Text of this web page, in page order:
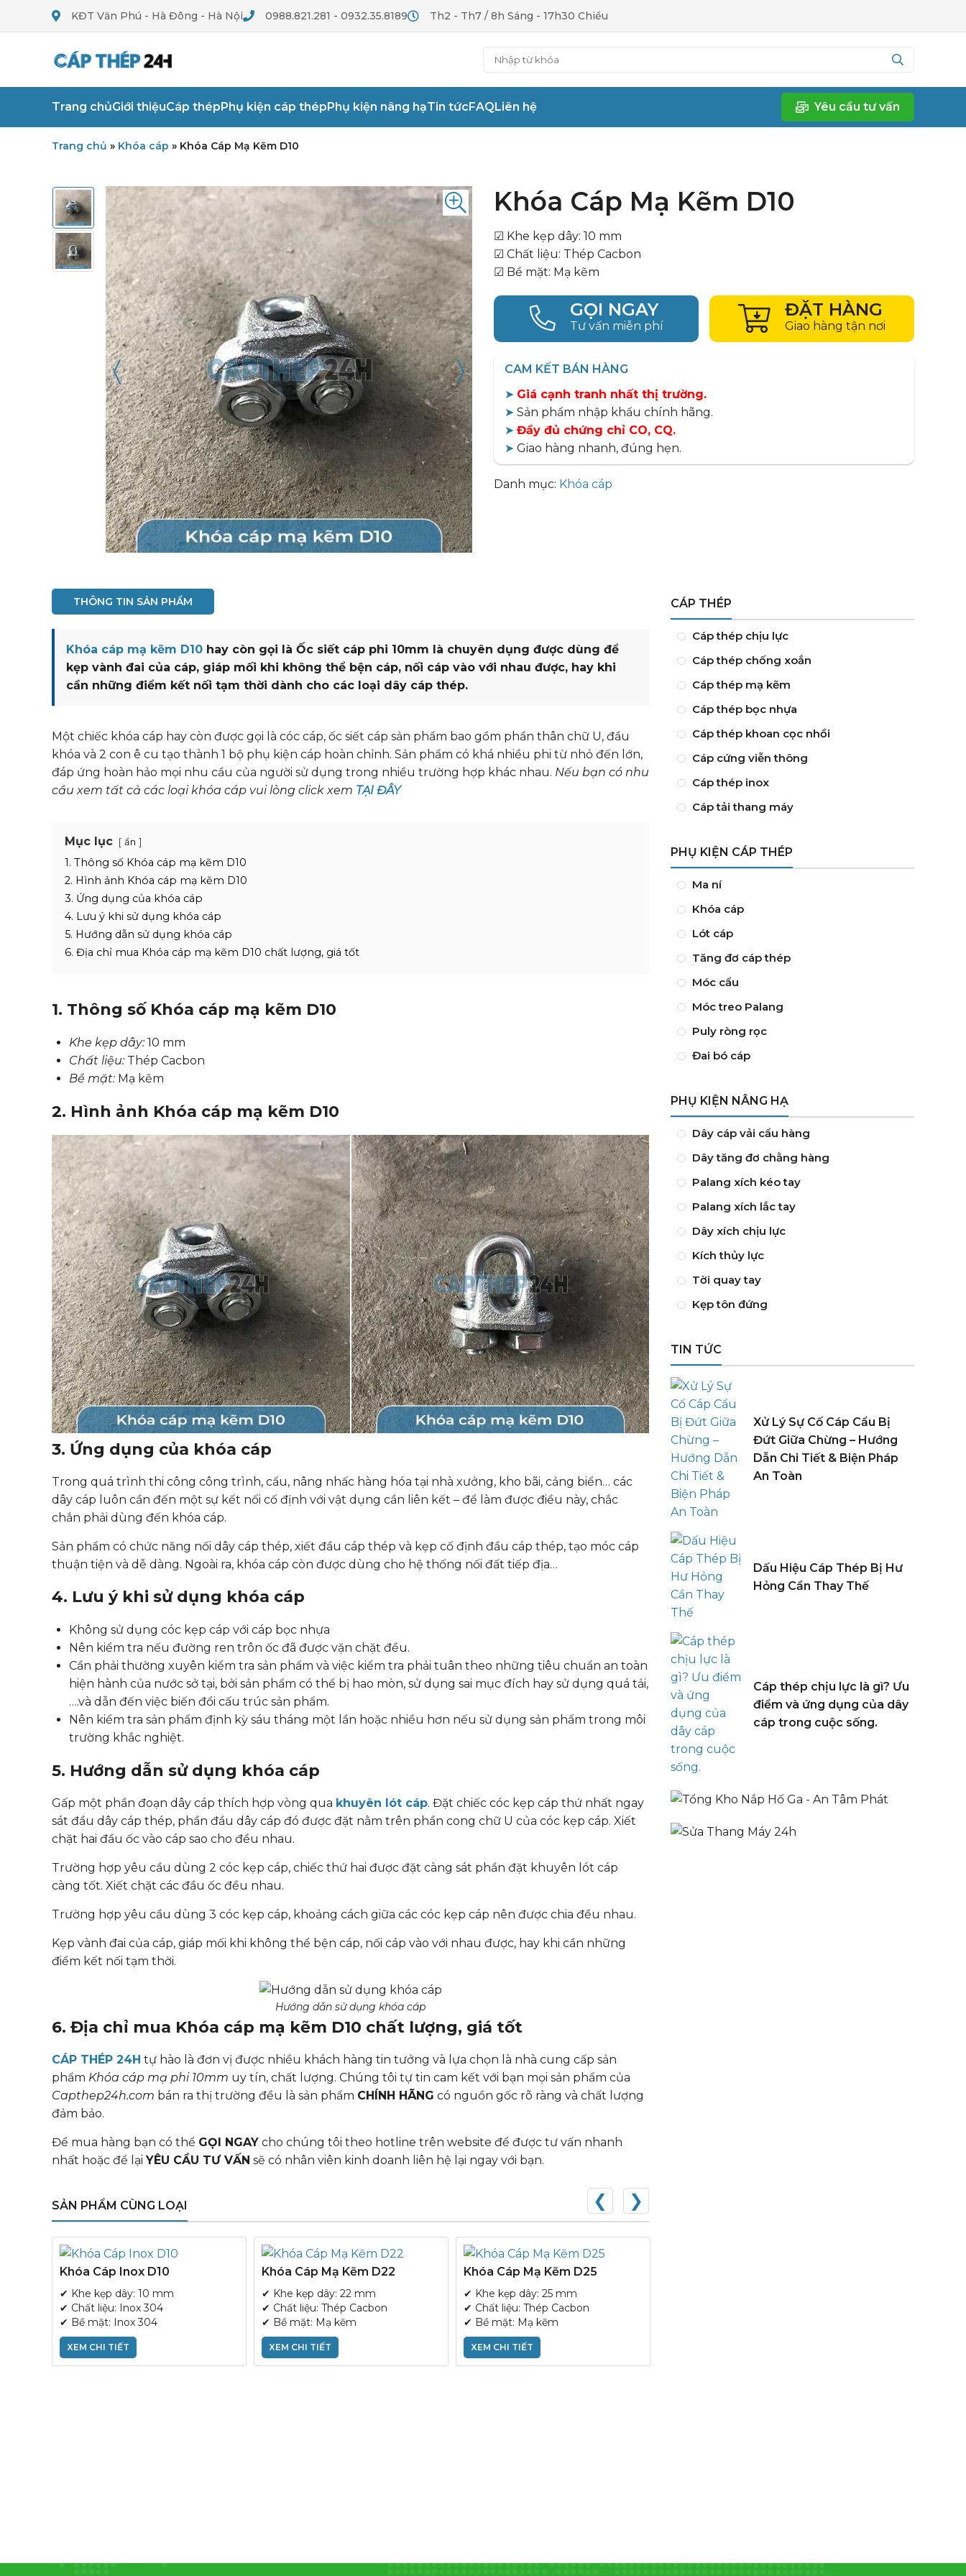
KĐT Văn Phú - Hà Đông - Hà Nội 0988.821.281 - 0932.35.8189 Th2 - Th7 / 8h Sáng - 17h30 Chiều
Trang chủGiới thiệuCáp thépPhụ kiện cáp thépPhụ kiện nâng hạTin tứcFAQLiên hệ Yêu cầu tư vấn
Trang chủ » Khóa cáp » Khóa Cáp Mạ Kẽm D10
〈 〉
Khóa Cáp Mạ Kẽm D10
☑ Khe kẹp dây: 10 mm
☑ Chất liệu: Thép Cacbon
☑ Bề mặt: Mạ kẽm
GỌI NGAY
Tư vấn miễn phí
ĐẶT HÀNG
Giao hàng tận nơi
CAM KẾT BÁN HÀNG
➤ Giá cạnh tranh nhất thị trường.
➤ Sản phẩm nhập khẩu chính hãng.
➤ Đầy đủ chứng chỉ CO, CQ.
➤ Giao hàng nhanh, đúng hẹn.
Danh mục: Khóa cáp
THÔNG TIN SẢN PHẨM
Khóa cáp mạ kẽm D10 hay còn gọi là Ốc siết cáp phi 10mm là chuyên dụng được dùng để
kẹp vành đai của cáp, giáp mối khi không thể bện cáp, nối cáp vào với nhau được, hay khi
cần những điểm kết nối tạm thời dành cho các loại dây cáp thép.
Một chiếc khóa cáp hay còn được gọi là cóc cáp, ốc siết cáp sản phẩm bao gồm phần thân chữ U, đầu
khóa và 2 con ê cu tạo thành 1 bộ phụ kiện cáp hoàn chỉnh. Sản phẩm có khá nhiều phi từ nhỏ đến lớn,
đáp ứng hoàn hảo mọi nhu cầu của người sử dụng trong nhiều trường hợp khác nhau. Nếu bạn có nhu
cầu xem tất cả các loại khóa cáp vui lòng click xem TẠI ĐÂY
Mục lục ẩn
1. Thông số Khóa cáp mạ kẽm D10
2. Hình ảnh Khóa cáp mạ kẽm D10
3. Ứng dụng của khóa cáp
4. Lưu ý khi sử dụng khóa cáp
5. Hướng dẫn sử dụng khóa cáp
6. Địa chỉ mua Khóa cáp mạ kẽm D10 chất lượng, giá tốt
1. Thông số Khóa cáp mạ kẽm D10
Khe kẹp dây: 10 mm
Chất liệu: Thép Cacbon
Bề mặt: Mạ kẽm
2. Hình ảnh Khóa cáp mạ kẽm D10
3. Ứng dụng của khóa cáp
Trong quá trình thi công công trình, cẩu, nâng nhấc hàng hóa tại nhà xưởng, kho bãi, cảng biển… các
dây cáp luôn cần đến một sự kết nối cố định với vật dụng cần liên kết – để làm được điều này, chắc
chắn phải dùng đến khóa cáp.
Sản phẩm có chức năng nối dây cáp thép, xiết đầu cáp thép và kẹp cố định đầu cáp thép, tạo móc cáp
thuận tiện và dễ dàng. Ngoài ra, khóa cáp còn được dùng cho hệ thống nối đất tiếp địa…
4. Lưu ý khi sử dụng khóa cáp
Không sử dụng cóc kẹp cáp với cáp bọc nhựa
Nên kiểm tra nếu đường ren trôn ốc đã được vặn chặt đều.
Cần phải thường xuyên kiểm tra sản phẩm và việc kiểm tra phải tuân theo những tiêu chuẩn an toàn
hiện hành của nước sở tại, bởi sản phẩm có thể bị hao mòn, sử dụng sai mục đích hay sử dụng quá tải,
….và dẫn đến việc biến đổi cấu trúc sản phẩm.
Nên kiểm tra sản phẩm định kỳ sáu tháng một lần hoặc nhiều hơn nếu sử dụng sản phẩm trong môi
trường khắc nghiệt.
5. Hướng dẫn sử dụng khóa cáp
Gấp một phần đoạn dây cáp thích hợp vòng qua khuyên lót cáp. Đặt chiếc cóc kẹp cáp thứ nhất ngay
sát đầu dây cáp thép, phần đầu dây cáp đó được đặt nằm trên phần cong chữ U của cóc kẹp cáp. Xiết
chặt hai đầu ốc vào cáp sao cho đều nhau.
Trường hợp yêu cầu dùng 2 cóc kẹp cáp, chiếc thứ hai được đặt càng sát phần đặt khuyên lót cáp
càng tốt. Xiết chặt các đầu ốc đều nhau.
Trường hợp yêu cầu dùng 3 cóc kẹp cáp, khoảng cách giữa các cóc kẹp cáp nên được chia đều nhau.
Kẹp vành đai của cáp, giáp mối khi không thể bện cáp, nối cáp vào với nhau được, hay khi cần những
điểm kết nối tạm thời.
Hướng dẫn sử dụng khóa cáp
6. Địa chỉ mua Khóa cáp mạ kẽm D10 chất lượng, giá tốt
CÁP THÉP 24H tự hào là đơn vị được nhiều khách hàng tin tưởng và lựa chọn là nhà cung cấp sản
phẩm Khóa cáp mạ phi 10mm uy tín, chất lượng. Chúng tôi tự tin cam kết với bạn mọi sản phẩm của
Capthep24h.com bán ra thị trường đều là sản phẩm CHÍNH HÃNG có nguồn gốc rõ ràng và chất lượng
đảm bảo.
Để mua hàng bạn có thể GỌI NGAY cho chúng tôi theo hotline trên website để được tư vấn nhanh
nhất hoặc để lại YÊU CẦU TƯ VẤN sẽ có nhân viên kinh doanh liên hệ lại ngay với bạn.
SẢN PHẨM CÙNG LOẠI ❮
Khóa Cáp Inox D10
✔ Khe kẹp dây: 10 mm
✔ Chất liệu: Inox 304
✔ Bề mặt: Inox 304
XEM CHI TIẾT
Khóa Cáp Mạ Kẽm D22
✔ Khe kẹp dây: 22 mm
✔ Chất liệu: Thép Cacbon
✔ Bề mặt: Mạ kẽm
XEM CHI TIẾT
Khóa Cáp Mạ Kẽm D25
✔ Khe kẹp dây: 25 mm
✔ Chất liệu: Thép Cacbon
✔ Bề mặt: Mạ kẽm
XEM CHI TIẾT
❯
CÁP THÉP
Cáp thép chịu lực
Cáp thép chống xoắn
Cáp thép mạ kẽm
Cáp thép bọc nhựa
Cáp thép khoan cọc nhồi
Cáp cứng viễn thông
Cáp thép inox
Cáp tải thang máy
PHỤ KIỆN CÁP THÉP
Ma ní
Khóa cáp
Lót cáp
Tăng đơ cáp thép
Móc cẩu
Móc treo Palang
Puly ròng rọc
Đai bó cáp
PHỤ KIỆN NÂNG HẠ
Dây cáp vải cẩu hàng
Dây tăng đơ chằng hàng
Palang xích kéo tay
Palang xích lắc tay
Dây xích chịu lực
Kích thủy lực
Tời quay tay
Kẹp tôn đứng
TIN TỨC
Xử Lý Sự Cố Cáp Cẩu Bị
Đứt Giữa Chừng – Hướng
Dẫn Chi Tiết & Biện Pháp
An Toàn
Dấu Hiệu Cáp Thép Bị Hư
Hỏng Cần Thay Thế
Cáp thép chịu lực là gì? Ưu
điểm và ứng dụng của dây
cáp trong cuộc sống.